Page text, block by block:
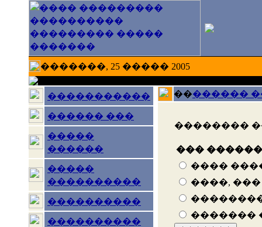
�������, 25 ����� 2005
�����������
������ ���
�����
������
�����
����������
����������
����������
��������
��������
��� ������
����
����, ���
�������